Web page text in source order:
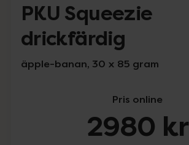
PKU Squeezie
drickfärdig
äpple-banan, 30 x 85 gram
Pris online
2980 kr